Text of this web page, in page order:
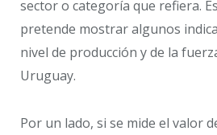
sector o categoría que refiera.
pretende mostrar algunos
nivel de producción y de la
Uruguay.
Por un lado, si se mide el valor